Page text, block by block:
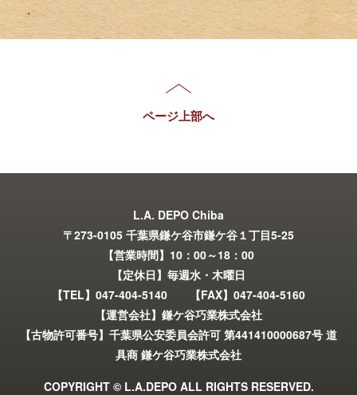
ページ上部へ
L.A. DEPO Chiba
〒273-0105 千葉県鎌ケ谷市鎌ケ谷１丁目5-25
【営業時間】10：00～18：00
【定休日】毎週水・木曜日
【TEL】047-404-5140 【FAX】047-404-5160
【運営会社】鎌ケ谷巧業株式会社
【古物許可番号】千葉県公安委員会許可 第441410000687号 道
具商 鎌ケ谷巧業株式会社
COPYRIGHT © L.A.DEPO ALL RIGHTS RESERVED.